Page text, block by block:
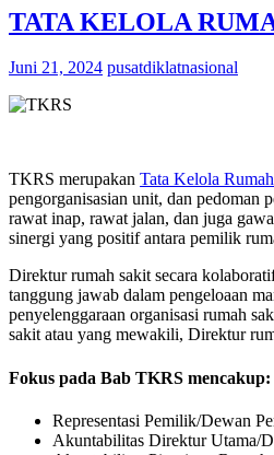
TATA KELOLA
Juni 21, 2024 pusatdiklatnasional
TKRS merupakan Tata Kelola
pengorganisasian unit, dan pedoman
rawat inap, rawat jalan, dan juga
sinergi yang positif antara pemilik
Direktur rumah sakit secara
tanggung jawab dalam pengeloaan
penyelenggaraan organisasi rumah
sakit atau yang mewakili, Direktur
Fokus pada Bab TKRS mencakup:
Representasi Pemilik/Dewan
Akuntabilitas Direktur Utama/